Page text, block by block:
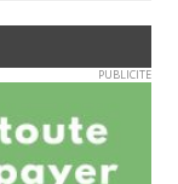
PUBLICITE